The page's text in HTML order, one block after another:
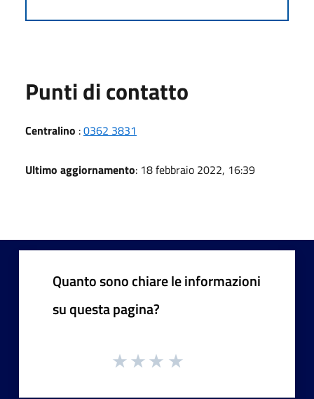
Punti di contatto
Centralino :0362 3831
Ultimo aggiornamento: 18 febbraio 2022, 16:39
Quanto sono chiare le informazioni
su questa pagina?